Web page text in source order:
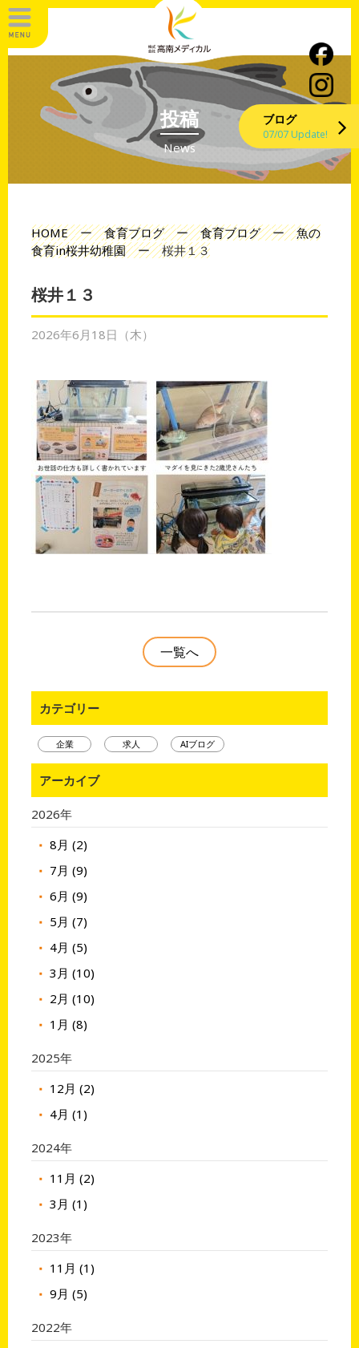
投稿
News
HOMEー食育ブログー食育ブログー魚の
食育in桜井幼稚園ー桜井１３
桜井１３
2026年6月18日（木）
一覧へ
カテゴリー
企業 求人 AIブログ
アーカイブ
2026年
8月 (2)
7月 (9)
6月 (9)
5月 (7)
4月 (5)
3月 (10)
2月 (10)
1月 (8)
2025年
12月 (2)
4月 (1)
2024年
11月 (2)
3月 (1)
2023年
11月 (1)
9月 (5)
2022年
ブログ
07/07 Update!